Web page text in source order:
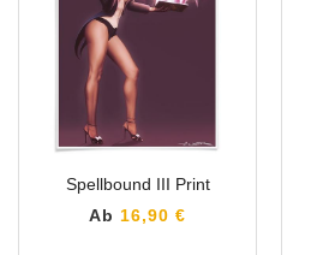
Spellbound III Print
Ab 16,90 €